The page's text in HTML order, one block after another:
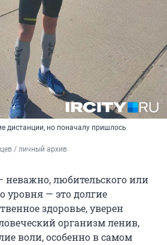
дистанции, но поначалу пришлось
/ личный архив
неважно, любительского или
уровня — это долгие
здоровье, уверен
организм ленив,
воли, особенно в самом